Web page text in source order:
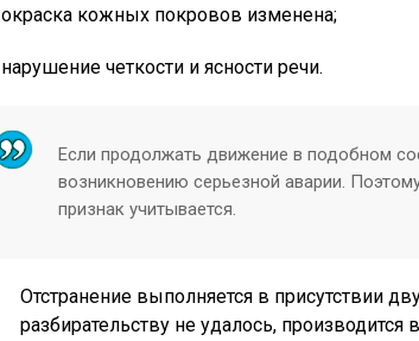
окраска кожных покровов изменена;
нарушение четкости и ясности речи.
Если продолжать движение в подобном
возникновению серьезной аварии.
признак учитывается.
Отстранение выполняется в присутствии
разбирательству не удалось,